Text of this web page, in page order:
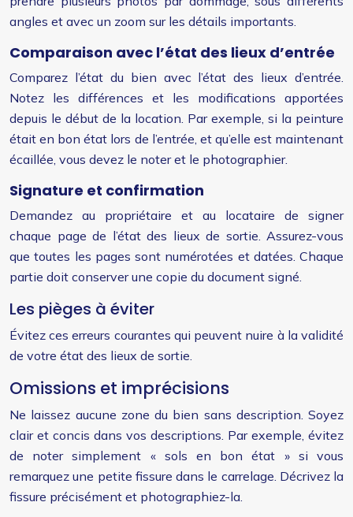
angles et avec un zoom sur les détails importants.
Comparaison avec l’état des lieux d’entrée
Comparez l’état du bien avec l’état des lieux d’entrée.
Notez les différences et les modifications apportées
depuis le début de la location. Par exemple, si la peinture
était en bon état lors de l’entrée, et qu’elle est maintenant
écaillée, vous devez le noter et le photographier.
Signature et confirmation
Demandez au propriétaire et au locataire de signer
chaque page de l’état des lieux de sortie. Assurez-vous
que toutes les pages sont numérotées et datées. Chaque
partie doit conserver une copie du document signé.
Les pièges à éviter
Évitez ces erreurs courantes qui peuvent nuire à la validité
de votre état des lieux de sortie.
Omissions et imprécisions
Ne laissez aucune zone du bien sans description. Soyez
clair et concis dans vos descriptions. Par exemple, évitez
de noter simplement « sols en bon état » si vous
remarquez une petite fissure dans le carrelage. Décrivez la
fissure précisément et photographiez-la.